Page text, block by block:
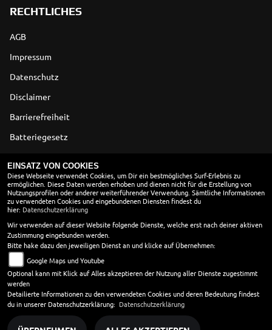
RECHTLICHES
AGB
Impressum
Datenschutz
Disclaimer
Barrierefreiheit
Batteriegesetz
ÖFFNUNGSZEITEN
Montag:
geschlossen
Dienstag:
08:00 - 18:00
Mittwoch:
08:00 - 18:00
Donnerstag:
08:00 - 18:00
Freitag:
08:00 - 18:00
Samstag:
08:00 - 13:30
Sonntag:
geschlossen
EINSATZ VON COOKIES
Diese Webseite verwendet Cookies, um Dir ein bestmögliches Surf-Erlebnis zu
ermöglichen. Diese Daten werden erhoben und dienen nicht für die Erstellung von
Nutzungsprofilen oder anderer weiterführender Verwendung. Sämtliche Informationen
zu verwendeten Cookies und eingebundenen Diensten findest du
hier: Datenschutzerklärung
Wir verwenden auf dieser Website folgende Dienste, welche erst nach deiner aktiven
Zustimmung eingebunden werden.
Bitte hake dazu den jeweiligen Dienst an und klicke auf Übernehmen:
Google Maps und Youtube
Optional kann mit Klick auf Alles akzeptieren der Nutzung aller Dienste zugestimmt
werden
Detailierte Informationen zu den verwendeten Cookies und deren Bedeutung findest
du in unserer Datenschutzerklärung: Datenschutzerklärung